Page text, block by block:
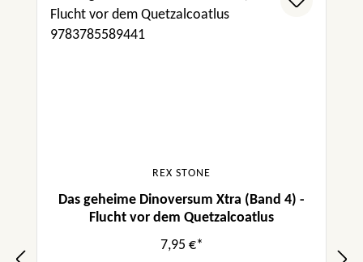
REX STONE
Das geheime Dinoversum Xtra (Band 4) -
Flucht vor dem Quetzalcoatlus
7,95 €*